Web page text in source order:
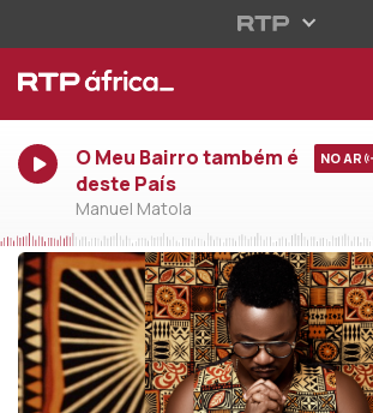
O Meu Bairro também é
deste País
Manuel Matola
NO AR